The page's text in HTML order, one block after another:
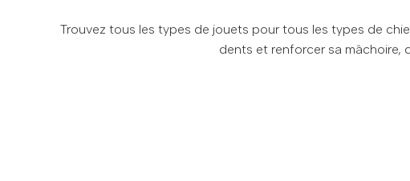
Trouvez tous les types de jouets pour tous les types de
dents et renforcer sa mâchoire,